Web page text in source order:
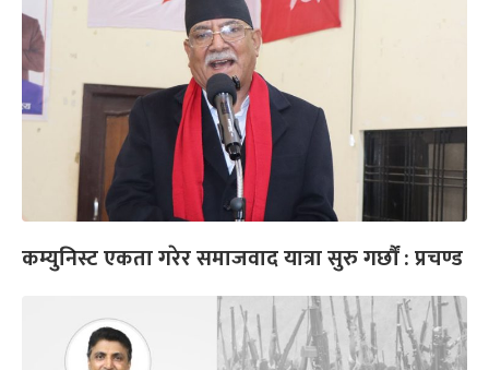
कम्युनिस्ट एकता गरेर समाजवाद यात्रा सुरु गर्छौं : प्रचण्ड